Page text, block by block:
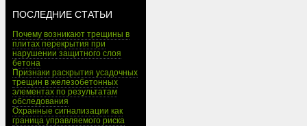
ПОСЛЕДНИЕ СТАТЬИ
Почему возникают трещины в
плитах перекрытия при
нарушении защитного слоя
бетона
Признаки раскрытия усадочных
трещин в железобетонных
элементах по результатам
обследования
Охранные сигнализации как
граница управляемого риска